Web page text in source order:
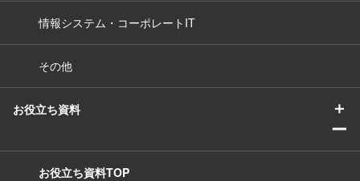
情報システム・コーポレートIT
その他
お役立ち資料
＋
ー
お役立ち資料TOP